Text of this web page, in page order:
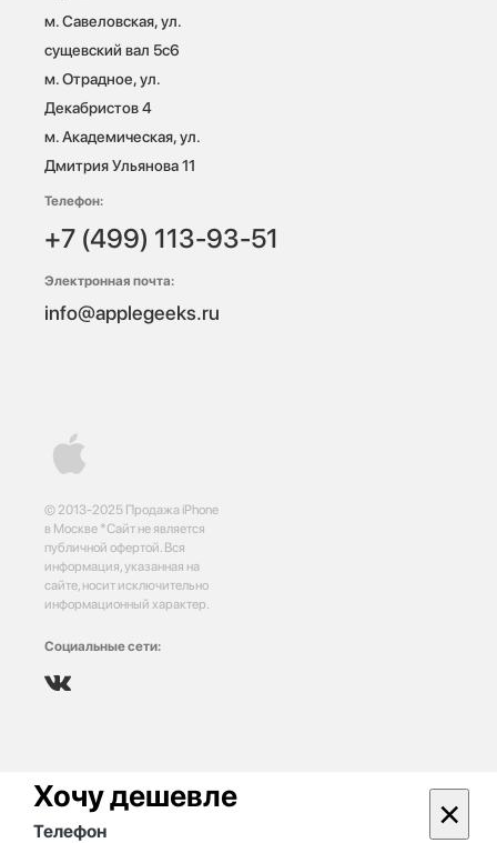
© 2013-2025 Продажа iPhone
в Москве *Сайт не является
публичной офертой. Вся
информация, указанная на
сайте, носит исключительно
информационный характер.
Социальные сети:
м. Савеловская, ул.
сущевский вал 5с6
м. Отрадное, ул.
Декабристов 4
м. Академическая, ул.
Дмитрия Ульянова 11
Телефон:
+7 (499) 113-93-51
Электронная почта:
info@applegeeks.ru
Хочу дешевле ×
Телефон